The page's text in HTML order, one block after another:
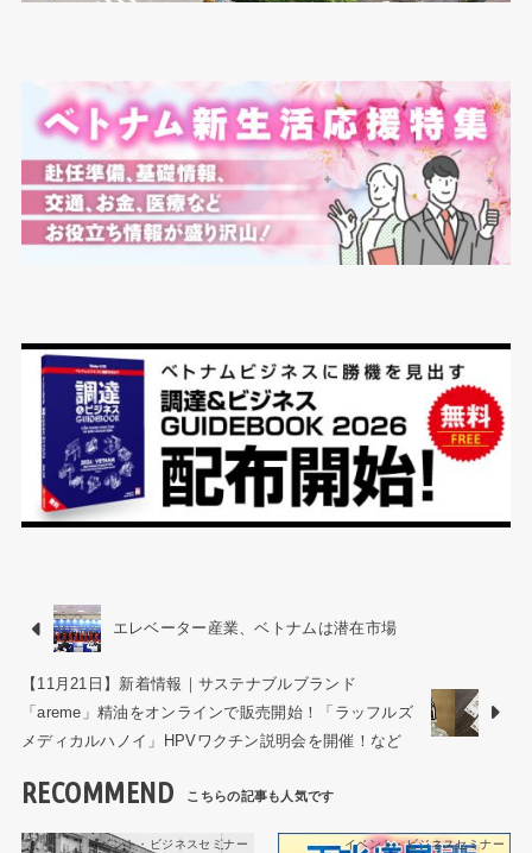
エレベーター産業、ベトナムは潜在市場
【11月21日】新着情報｜サステナブルブランド
「areme」精油をオンラインで販売開始！「ラッフルズ
メディカルハノイ」HPVワクチン説明会を開催！など
RECOMMEND
イベント・ビジネスセミナー イベント・ビジネスセミナー